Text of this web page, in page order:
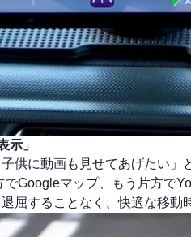
示」
供に動画も見せてあげたい
Googleマップ、もう片方で
屈することなく、快適な移動